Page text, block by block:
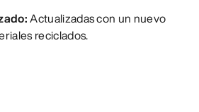
Actualizadas con un nuevo
reciclados.